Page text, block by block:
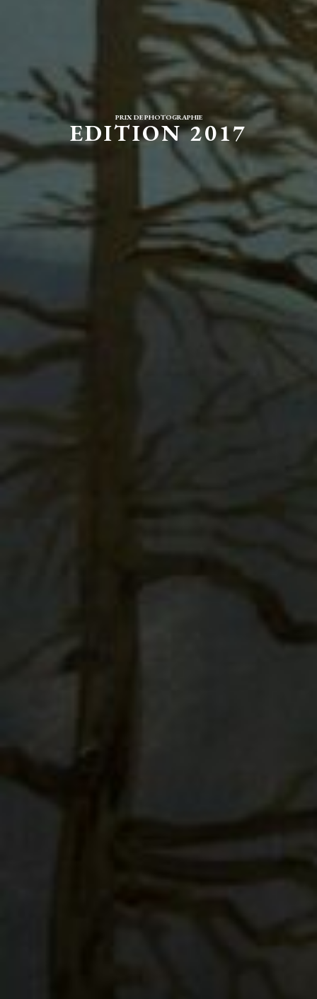
PRIX DE PHOTOGRAPHIE
EDITION 2017